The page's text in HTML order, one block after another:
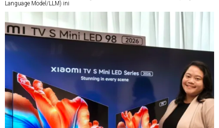
Language Model/LLM) ini